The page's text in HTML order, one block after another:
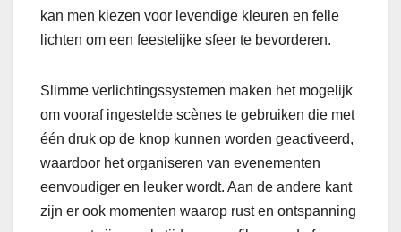
kan men kiezen voor levendige kleuren en felle
lichten om een feestelijke sfeer te bevorderen.
Slimme verlichtingssystemen maken het mogelijk
om vooraf ingestelde scènes te gebruiken die met
één druk op de knop kunnen worden geactiveerd,
waardoor het organiseren van evenementen
eenvoudiger en leuker wordt. Aan de andere kant
zijn er ook momenten waarop rust en ontspanning